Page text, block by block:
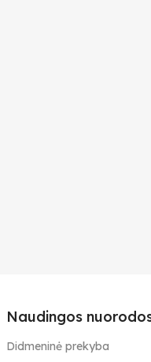
Naudingos
Didmeninė prekyba